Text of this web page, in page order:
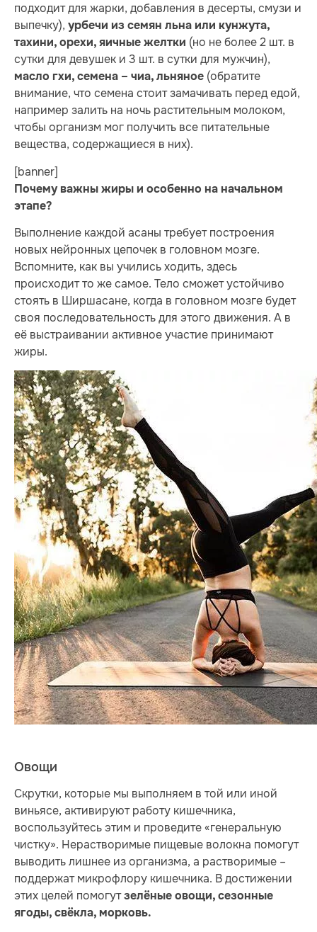
подходит для жарки, добавления в десерты, смузи и
выпечку), урбечи из семян льна или кунжута,
тахини, орехи, яичные желтки (но не более 2 шт. в
сутки для девушек и 3 шт. в сутки для мужчин),
масло гхи, семена – чиа, льняное (обратите
внимание, что семена стоит замачивать перед едой,
например залить на ночь растительным молоком,
чтобы организм мог получить все питательные
вещества, содержащиеся в них).
[banner]
Почему важны жиры и особенно на начальном
этапе?
Выполнение каждой асаны требует построения
новых нейронных цепочек в головном мозге.
Вспомните, как вы учились ходить, здесь
происходит то же самое. Тело сможет устойчиво
стоять в Ширшасане, когда в головном мозге будет
своя последовательность для этого движения. А в
её выстраивании активное участие принимают
жиры.
Овощи
Скрутки, которые мы выполняем в той или иной
виньясе, активируют работу кишечника,
воспользуйтесь этим и проведите «генеральную
чистку». Нерастворимые пищевые волокна помогут
выводить лишнее из организма, а растворимые –
поддержат микрофлору кишечника. В достижении
этих целей помогутзелёные овощи, сезонные
ягоды, свёкла, морковь.